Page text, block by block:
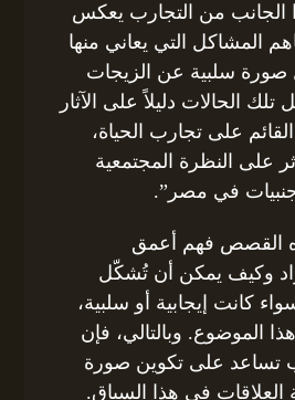
الجانب من التجارب يعكس
المشاكل التي يعاني منها
صورة سلبية عن الزيجات
تلك الحالات دليلاً على الآثار
على تجارب الحياة،
على النظرة المجتمعية
في مصر”.
القصص فهم أعمق
وكيف يمكن أن تُشكّل
كانت إيجابية أو سلبية،
الموضوع. وبالتالي، فإن
تساعد على تكوين صورة
في هذا السياق.